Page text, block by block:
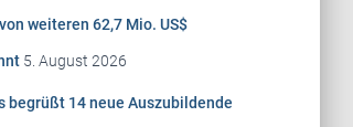
weiteren 62,7 Mio. US$
5. August 2026
begrüßt 14 neue Auszubildende